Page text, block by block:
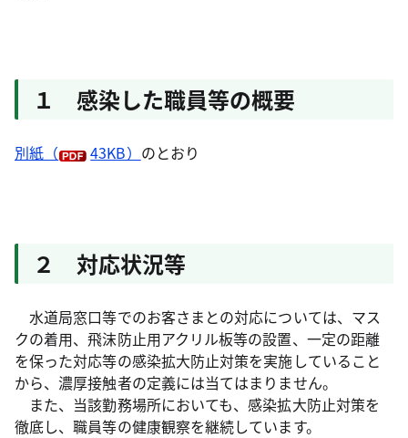
１ 感染した職員等の概要
別紙（ 43KB） のとおり
２ 対応状況等
水道局窓口等でのお客さまとの対応については、マス
クの着用、飛沫防止用アクリル板等の設置、一定の距離
を保った対応等の感染拡大防止対策を実施していること
から、濃厚接触者の定義には当てはまりません。
また、当該勤務場所においても、感染拡大防止対策を
徹底し、職員等の健康観察を継続しています。